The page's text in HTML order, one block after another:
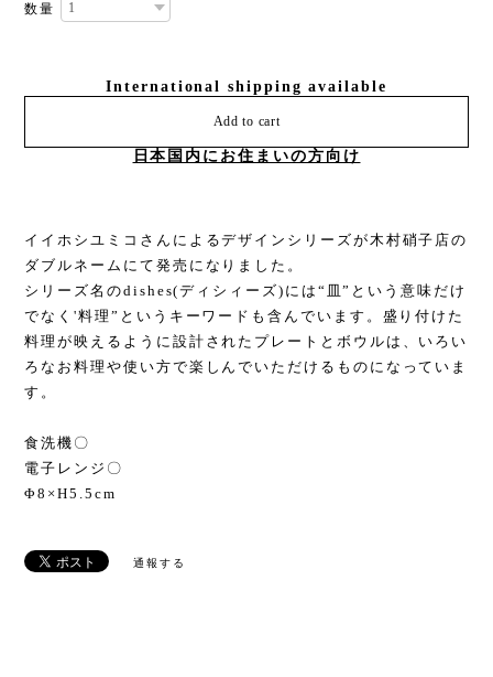
数量
International shipping available
Add to cart
日本国内にお住まいの方向け
イイホシユミコさんによるデザインシリーズが木村硝子店の
ダブルネームにて発売になりました。
シリーズ名のdishes(ディシィーズ)には“皿”という意味だけ
でなく'料理”というキーワードも含んでいます。盛り付けた
料理が映えるように設計されたプレートとボウルは、いろい
ろなお料理や使い方で楽しんでいただけるものになっていま
す。
食洗機〇
電子レンジ〇
Φ8×H5.5cm
通報する